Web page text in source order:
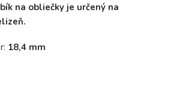
na obliečky je určený na
18,4 mm